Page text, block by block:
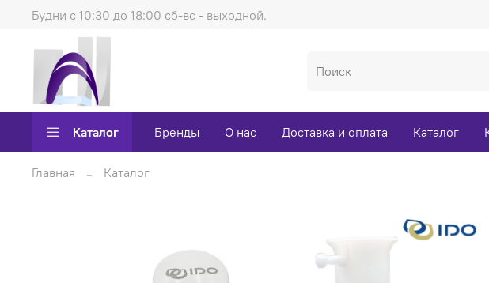
Будни с 10:30 до 18:00 сб-вс - выходной.
Каталог Бренды О нас Доставка и оплата Каталог
Главная Каталог